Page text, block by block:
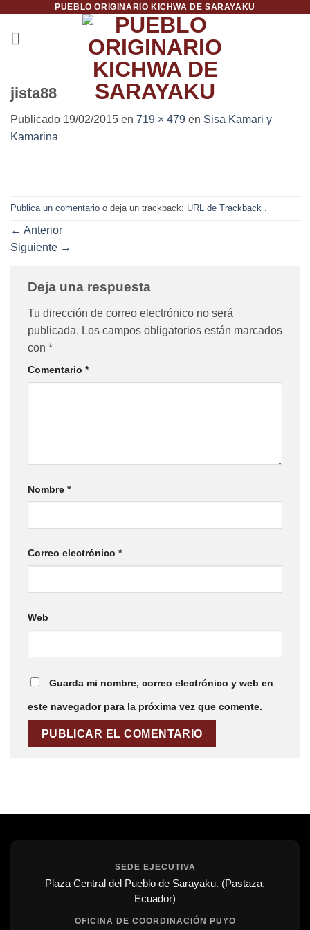
contenido
PUEBLO ORIGINARIO KICHWA DE SARAYAKU
jista88
Publicado 19/02/2015 en 719 × 479 en Sisa Kamari y
Kamarina
Publica un comentario o deja un trackback: URL de Trackback
← Anterior
Siguiente →
Deja una respuesta
Tu dirección de correo electrónico no será
publicada. Los campos obligatorios están marcados
con *
Comentario *
Nombre *
Correo electrónico *
Web
Guarda mi nombre, correo electrónico y web en
este navegador para la próxima vez que comente.
SEDE EJECUTIVA
Plaza Central del Pueblo de Sarayaku. (Pastaza,
Ecuador)
OFICINA DE COORDINACIÓN PUYO